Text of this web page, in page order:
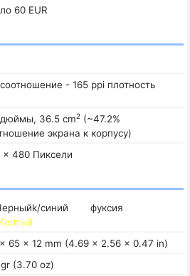
60 EUR
- 165 ppi плотность
36.5 cm2(~47.2%
экрана к корпусу)
x 480 Пиксели
синий
фуксия
x 65 x 12 mm (4.69 x 2.56 x 0.47 in)
(3.70 oz)